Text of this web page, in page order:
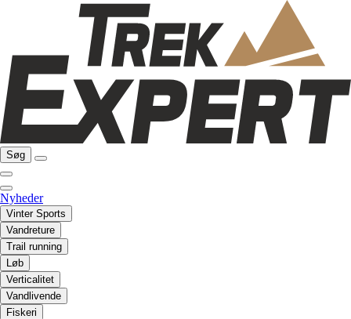
Søg
Nyheder
Vinter Sports
Vandreture
Trail running
Løb
Verticalitet
Vandlivende
Fiskeri